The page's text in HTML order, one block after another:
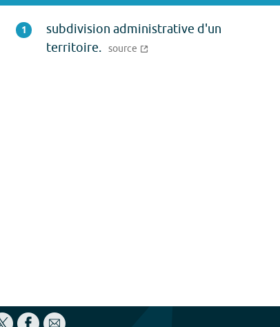
1
subdivision administrative d'un
territoire. source